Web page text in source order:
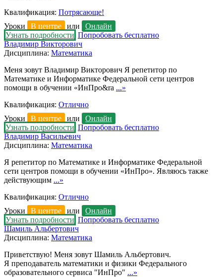
Квалификация: Потрясающе!
Уроки
В центре или
Онлайн
Узнать подробности Попробовать бесплатно
Владимир Викторович
Дисциплина: Математика
Меня зовут Владимир Викторович Я репетитор по
Математике и Информатике Федеральной сети центров
помощи в обучении «ИнПро&ra ...»
Квалификация: Отлично
Уроки
В центре или
Онлайн
Узнать подробности Попробовать бесплатно
Владимир Васильевич
Дисциплина: Математика
Я репетитор по Математике и Информатике Федеральной
сети центров помощи в обучении «ИнПро». Являюсь также
действующим ...»
Квалификация: Отлично
Уроки
В центре или
Онлайн
Узнать подробности Попробовать бесплатно
Шамиль Альбертович
Дисциплина: Математика
Приветствую! Меня зовут Шамиль Альбертович.
Я преподаватель математики и физики Федерального
образовательного сервиса "ИнПро" ...»